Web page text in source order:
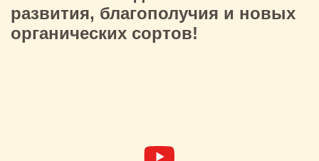
развития, благополучия и новых
органических сортов!